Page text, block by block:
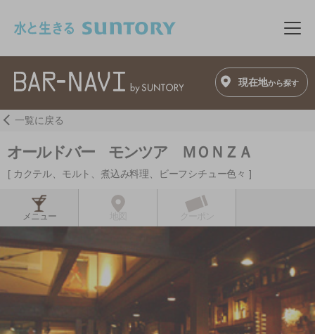
メ
現在地から探す
一覧に戻る
オールドバー モンツア ＭＯＮＺＡ
カクテル、モルト、煮込み料理、ビーフシチュー色々
メニュー